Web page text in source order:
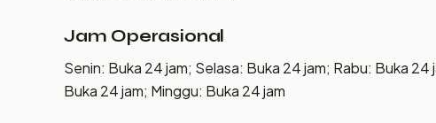
Jam Operasional
Senin: Buka 24 jam; Selasa: Buka 24 jam; Rabu: Buka
Buka 24 jam; Minggu: Buka 24 jam